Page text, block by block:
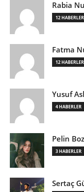
Rabia
12 HABERLER
Fatma
12 HABERLER
Yusuf
4 HABERLER
Pelin
3 HABERLER
Sertaç